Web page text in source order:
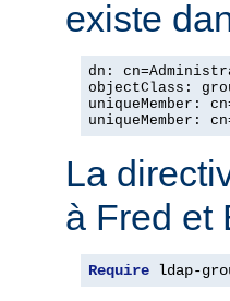
existe
dn:
objectClass:
uniqueMember:
uniqueMember:
La
à Fred et
Require ldap-